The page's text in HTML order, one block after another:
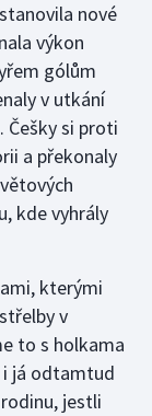
nové
výkon
gólům
v utkání
Češky si proti
a překonaly
kde vyhrály
kterými
v
to s holkama
i já odtamtud
jestli